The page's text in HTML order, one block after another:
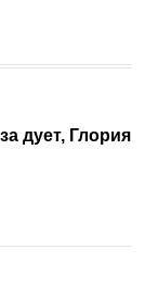
дует, Глория